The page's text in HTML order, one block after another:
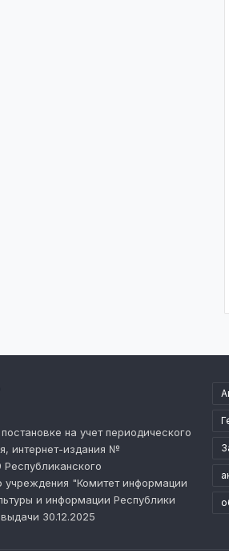
на учет периодического
интернет-издания №
Республиканского
учреждения "Комитет информации
и информации Республики
30.12.2025